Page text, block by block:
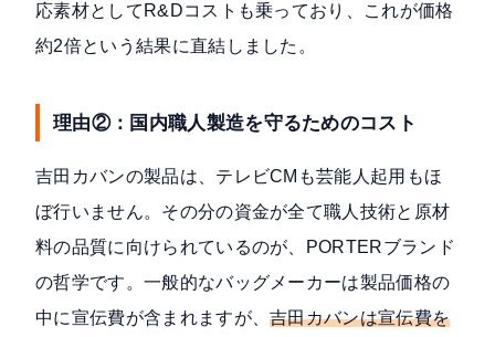
応素材としてR&Dコストも乗っており、これが価格
約2倍という結果に直結しました。
理由②：国内職人製造を守るためのコスト
吉田カバンの製品は、テレビCMも芸能人起用もほ
ぼ行いません。その分の資金が全て職人技術と原材
料の品質に向けられているのが、PORTERブランド
の哲学です。一般的なバッグメーカーは製品価格の
中に宣伝費が含まれますが、吉田カバンは宣伝費を